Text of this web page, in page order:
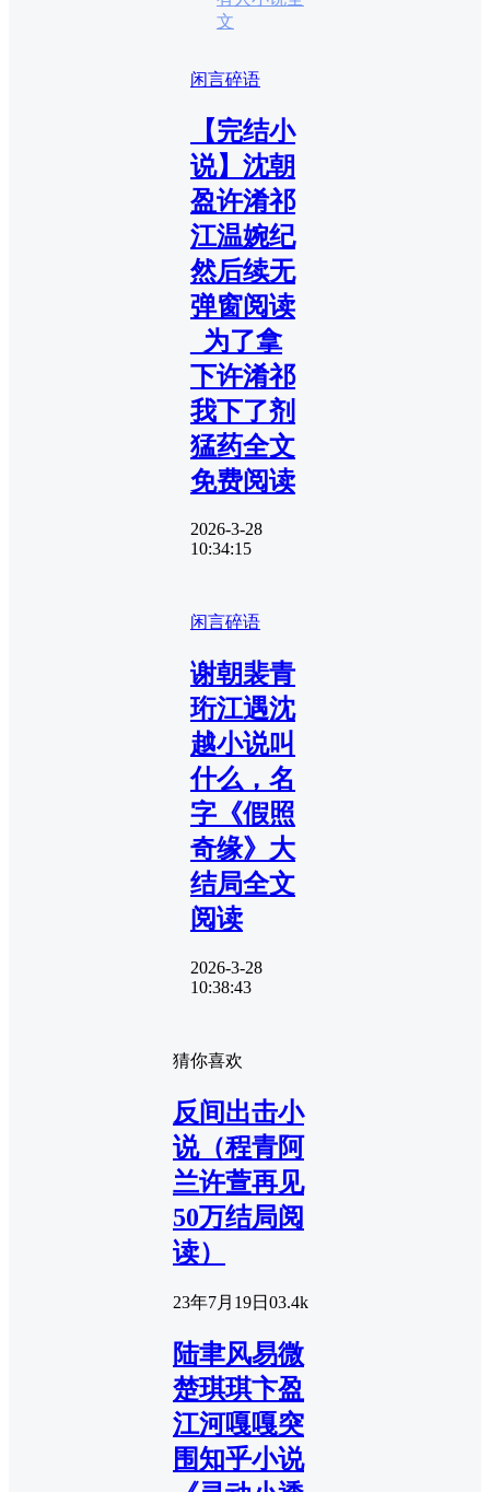
文
闲言碎语
【完结小
说】沈朝
盈许淆祁
江温婉纪
然后续无
弹窗阅读
_为了拿
下许淆祁
我下了剂
猛药全文
免费阅读
2026-3-28
10:34:15
闲言碎语
谢朝裴青
珩江遇沈
越小说叫
什么，名
字《假照
奇缘》大
结局全文
阅读
2026-3-28
10:38:43
猜你喜欢
反间出击小
说（程青阿
兰许萱再见
50万结局阅
读）
23年7月19日 03.4k
陆聿风易微
楚琪琪卞盈
江河嘎嘎突
围知乎小说